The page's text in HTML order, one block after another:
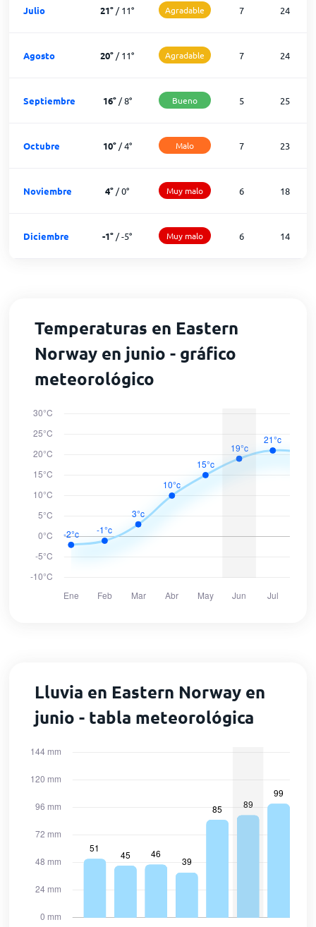
Julio 21° /11° Agradable 7 24
Agosto 20° /11° Agradable 7 24
Septiembre 16°/8° Bueno 5 25
Octubre 10°/4° Malo 7 23
Noviembre 4° /0° Muy malo 6 18
Diciembre -1° /-5° Muy malo 6 14
Temperaturas en Eastern
Norway en junio - gráfico
meteorológico
Lluvia en Eastern Norway en
junio - tabla meteorológica